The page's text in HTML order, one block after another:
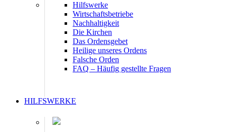
Hilfswerke
Wirtschaftsbetriebe
Nachhaltigkeit
Die Kirchen
Das Ordensgebet
Heilige unseres Ordens
Falsche Orden
FAQ – Häufig gestellte Fragen
HILFSWERKE